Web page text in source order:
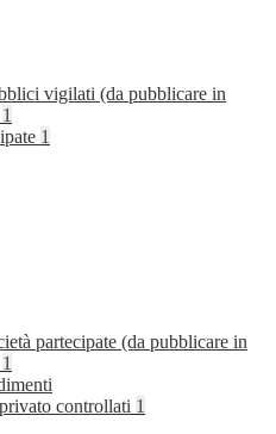
vigilati (da pubblicare in
1
1
partecipate (da pubblicare in
1
controllati 1